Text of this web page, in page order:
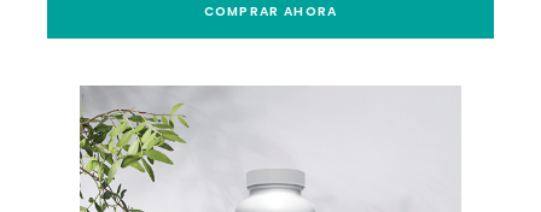
COMPRAR AHORA